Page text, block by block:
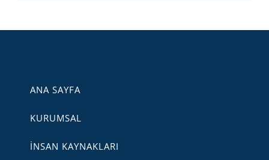
ANA SAYFA
KURUMSAL
İNSAN KAYNAKLARI